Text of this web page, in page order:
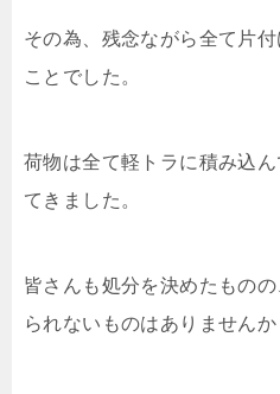
その為、残念ながら全て片
ことでした。
荷物は全て軽トラに積み込
てきました。
皆さんも処分を決めたもの
られないものはありませんか